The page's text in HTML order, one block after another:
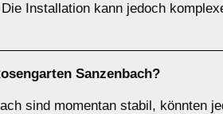
Installation kann jedoch
Sanzenbach?
sind momentan stabil, könnten